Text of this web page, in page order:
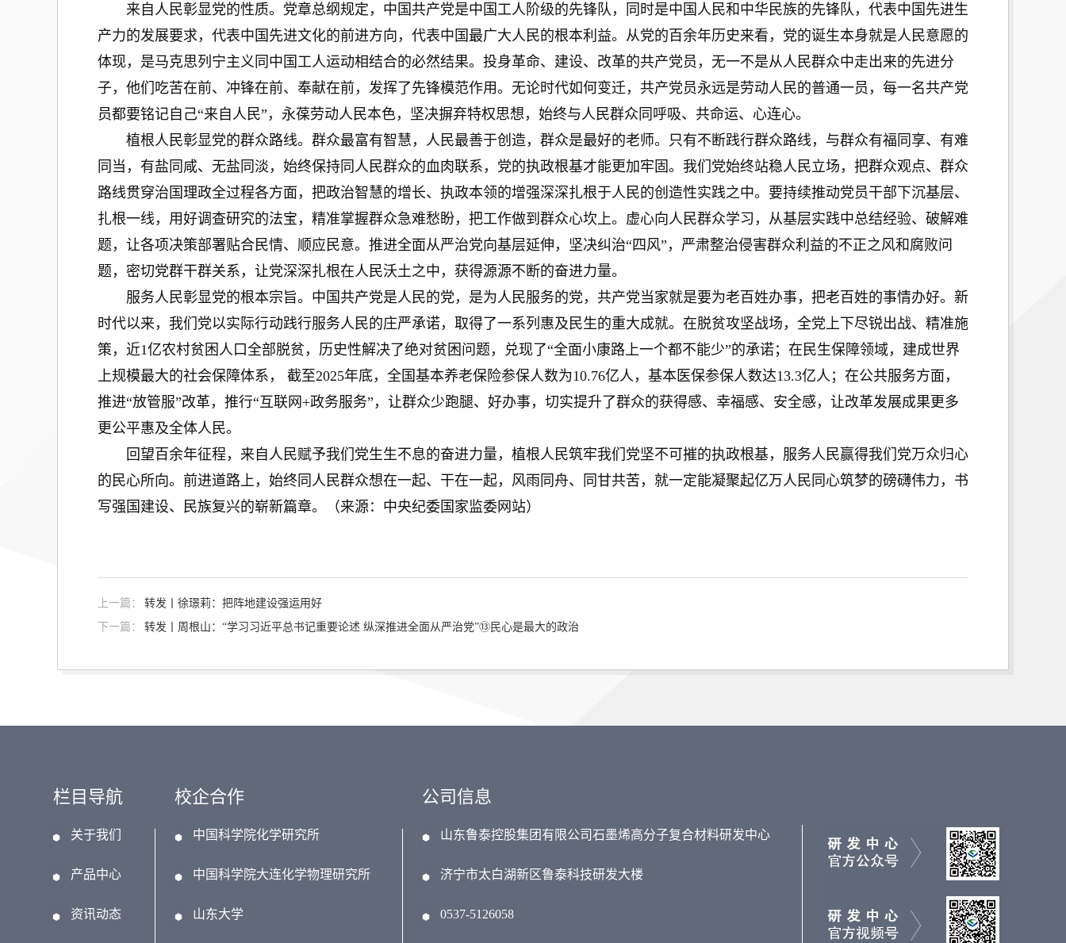
来自人民彰显党的性质。党章总纲规定，中国共产党是中国工人阶级的先锋队，同时是中国人民和中华民族的先锋队，代表中国先进生
产力的发展要求，代表中国先进文化的前进方向，代表中国最广大人民的根本利益。从党的百余年历史来看，党的诞生本身就是人民意愿的
体现，是马克思列宁主义同中国工人运动相结合的必然结果。投身革命、建设、改革的共产党员，无一不是从人民群众中走出来的先进分
子，他们吃苦在前、冲锋在前、奉献在前，发挥了先锋模范作用。无论时代如何变迁，共产党员永远是劳动人民的普通一员，每一名共产党
员都要铭记自己“来自人民”，永葆劳动人民本色，坚决摒弃特权思想，始终与人民群众同呼吸、共命运、心连心。
植根人民彰显党的群众路线。群众最富有智慧，人民最善于创造，群众是最好的老师。只有不断践行群众路线，与群众有福同享、有难
同当，有盐同咸、无盐同淡，始终保持同人民群众的血肉联系，党的执政根基才能更加牢固。我们党始终站稳人民立场，把群众观点、群众
路线贯穿治国理政全过程各方面，把政治智慧的增长、执政本领的增强深深扎根于人民的创造性实践之中。要持续推动党员干部下沉基层、
扎根一线，用好调查研究的法宝，精准掌握群众急难愁盼，把工作做到群众心坎上。虚心向人民群众学习，从基层实践中总结经验、破解难
题，让各项决策部署贴合民情、顺应民意。推进全面从严治党向基层延伸，坚决纠治“四风”，严肃整治侵害群众利益的不正之风和腐败问
题，密切党群干群关系，让党深深扎根在人民沃土之中，获得源源不断的奋进力量。
服务人民彰显党的根本宗旨。中国共产党是人民的党，是为人民服务的党，共产党当家就是要为老百姓办事，把老百姓的事情办好。新
时代以来，我们党以实际行动践行服务人民的庄严承诺，取得了一系列惠及民生的重大成就。在脱贫攻坚战场，全党上下尽锐出战、精准施
策，近1亿农村贫困人口全部脱贫，历史性解决了绝对贫困问题，兑现了“全面小康路上一个都不能少”的承诺；在民生保障领域，建成世界
上规模最大的社会保障体系， 截至2025年底，全国基本养老保险参保人数为10.76亿人，基本医保参保人数达13.3亿人；在公共服务方面，
推进“放管服”改革，推行“互联网+政务服务”，让群众少跑腿、好办事，切实提升了群众的获得感、幸福感、安全感，让改革发展成果更多
更公平惠及全体人民。
回望百余年征程，来自人民赋予我们党生生不息的奋进力量，植根人民筑牢我们党坚不可摧的执政根基，服务人民赢得我们党万众归心
的民心所向。前进道路上，始终同人民群众想在一起、干在一起，风雨同舟、同甘共苦，就一定能凝聚起亿万人民同心筑梦的磅礴伟力，书
写强国建设、民族复兴的崭新篇章。（来源：中央纪委国家监委网站）
上一篇：
转发丨徐璟莉：把阵地建设强运用好
下一篇：
转发丨周根山：“学习习近平总书记重要论述 纵深推进全面从严治党”⑬民心是最大的政治
栏目导航
关于我们
产品中心
资讯动态
校企合作
中国科学院化学研究所
中国科学院大连化学物理研究所
山东大学
公司信息
山东鲁泰控股集团有限公司石墨烯高分子复合材料研发中心
济宁市太白湖新区鲁泰科技研发大楼
0537-5126058